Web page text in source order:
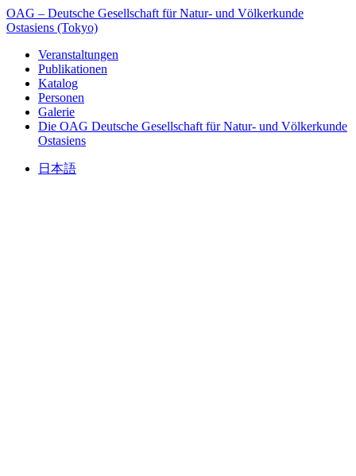
OAG – Deutsche Gesellschaft für Natur- und Völkerkunde
Ostasiens (Tokyo)
Veranstaltungen
Publikationen
Katalog
Personen
Galerie
Die OAG Deutsche Gesellschaft für Natur- und Völkerkunde
Ostasiens
日本語